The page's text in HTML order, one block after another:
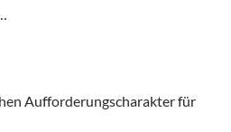
Aufforderungscharakter für